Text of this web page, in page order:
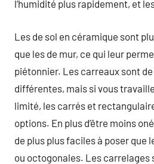
l’humidité plus rapidement, et
Les de sol en céramique sont
que les de mur, ce qui leur
piétonnier. Les carreaux sont
différentes, mais si vous
limité, les carrés et
options. En plus d’être moins
de plus plus faciles à poser que
ou octogonales. Les